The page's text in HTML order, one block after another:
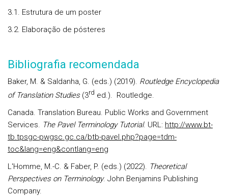
3.1. Estrutura de um poster
3.2. Elaboração de pósteres
Bibliografia recomendada
Baker, M. & Saldanha, G. (eds.) (2019). Routledge Encyclopedia
of Translation Studies (3rd ed.). Routledge.
Canada. Translation Bureau. Public Works and Government
Services. The Pavel Terminology Tutorial. URL: http://www.bt-
tb.tpsgc-pwgsc.gc.ca/btb-pavel.php?page=tdm-
toc&lang=eng&contlang=eng
L'Homme, M.-C. & Faber, P. (eds.) (2022). Theoretical
Perspectives on Terminology. John Benjamins Publishing
Company.